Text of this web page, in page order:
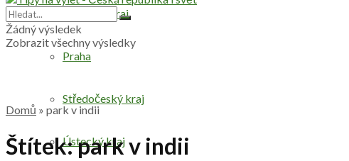
Plzeňský kraj
Praha
Středočeský kraj
Ústecký kraj
Žádný výsledek
Zobrazit všechny výsledky
Domů » park v indii
Štítek:park v indii